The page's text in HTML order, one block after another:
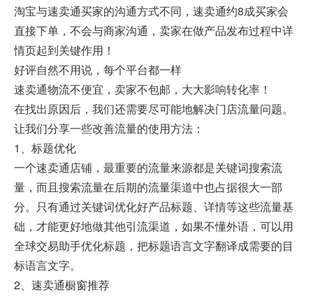
淘宝与速卖通买家的沟通方式不同，速卖通约8成买家会
直接下单，不会与商家沟通，卖家在做产品发布过程中详
情页起到关键作用！
好评自然不用说，每个平台都一样
速卖通物流不便宜，卖家不包邮，大大影响转化率！
在找出原因后，我们还需要尽可能地解决门店流量问题。
让我们分享一些改善流量的使用方法：
1、标题优化
一个速卖通店铺，最重要的流量来源都是关键词搜索流
量，而且搜索流量在后期的流量渠道中也占据很大一部
分。只有通过关键词优化好产品标题、详情等这些流量基
础，才能更好地做其他引流渠道，如果不懂外语，可以用
全球交易助手优化标题，把标题语言文字翻译成需要的目
标语言文字。
2、速卖通橱窗推荐